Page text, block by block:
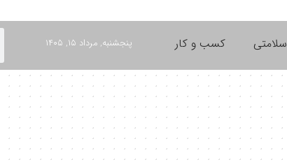
سلامتی کسب و کار پنجشنبه, مرداد ۱۵, ۱۴۰۵